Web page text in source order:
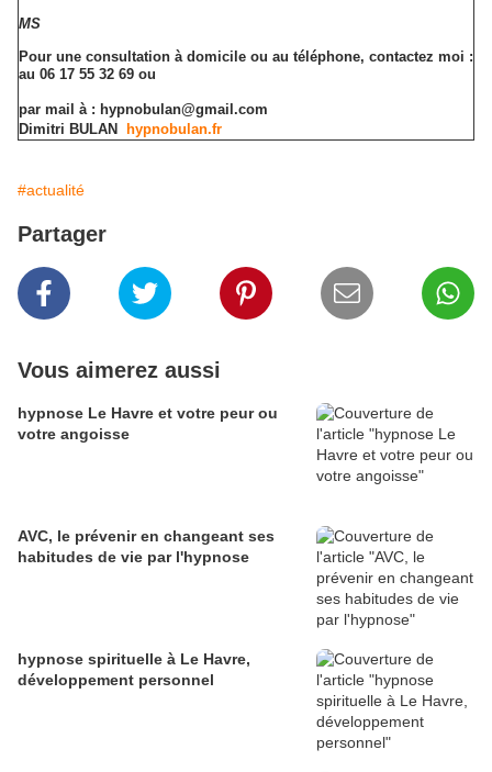
MS
Pour une consultation à domicile ou au téléphone, contactez moi :
au 06 17 55 32 69 ou
par mail à : hypnobulan@gmail.com
Dimitri BULAN
hypnobulan.fr
#actualité
Partager
Vous aimerez aussi
hypnose Le Havre et votre peur ou
votre angoisse
AVC, le prévenir en changeant ses
habitudes de vie par l'hypnose
hypnose spirituelle à Le Havre,
développement personnel